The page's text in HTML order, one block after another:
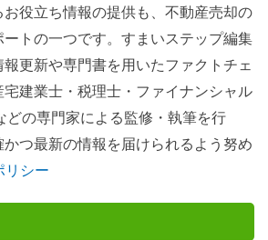
役立ち情報の提供も、不動産売却の
トの一つです。すまいステップ編集
更新や専門書を用いたファクトチェ
宅建業士・税理士・ファイナンシャル
どの専門家による監修・執筆を行
つ最新の情報を届けられるよう努め
リシー